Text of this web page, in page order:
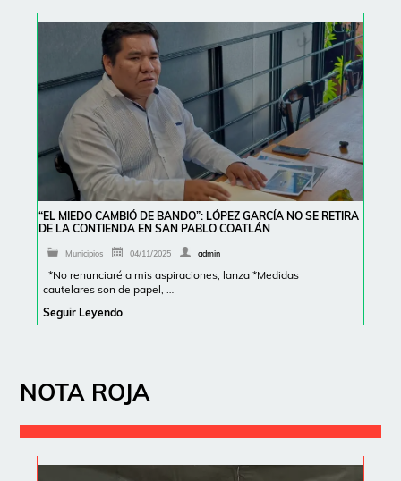
“EL MIEDO CAMBIÓ DE BANDO”: LÓPEZ GARCÍA NO SE RETIRA
DE LA CONTIENDA EN SAN PABLO COATLÁN
Municipios 04/11/2025 admin
*No renunciaré a mis aspiraciones, lanza *Medidas
cautelares son de papel, …
Seguir Leyendo
NOTA ROJA